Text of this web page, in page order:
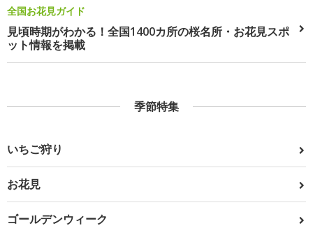
全国お花見ガイド
見頃時期がわかる！全国1400カ所の桜名所・お花見スポ
ット情報を掲載
季節特集
いちご狩り
お花見
ゴールデンウィーク